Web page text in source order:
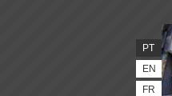
PT
EN
FR